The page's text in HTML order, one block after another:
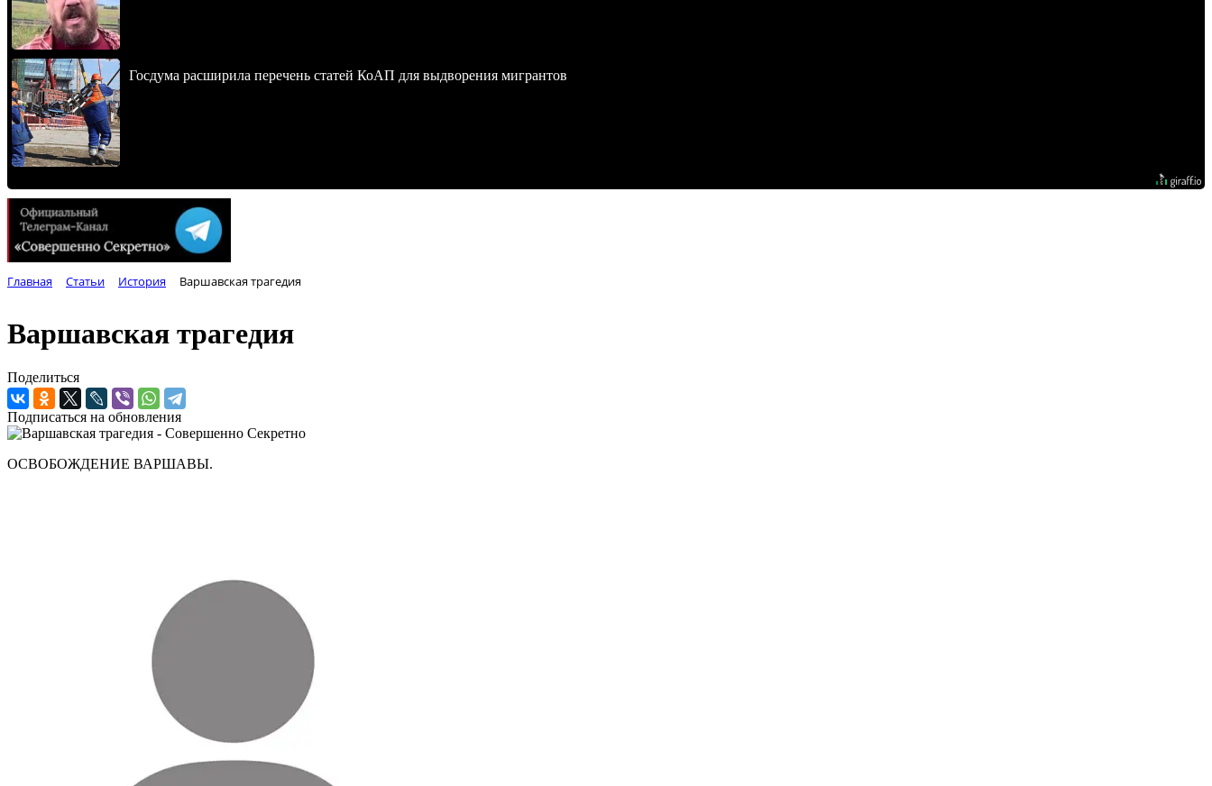
Госдума расширила перечень статей КоАП для выдворения мигрантов
Главная Статьи История Варшавская трагедия
Варшавская трагедия
Поделиться
Подписаться на обновления
ОСВОБОЖДЕНИЕ ВАРШАВЫ.